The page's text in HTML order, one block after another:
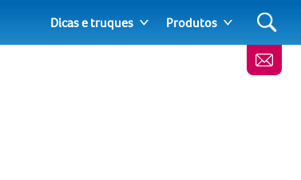
Dicas e truques Produtos